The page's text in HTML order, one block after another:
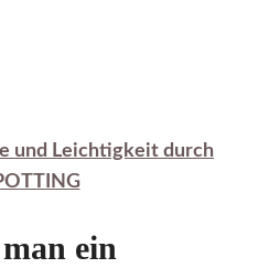
und Leichtigkeit durch
ein